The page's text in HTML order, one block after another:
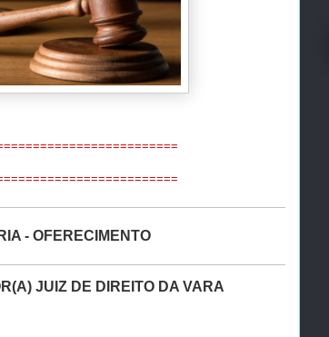
- OFERECIMENTO
JUIZ DE DIREITO DA VARA